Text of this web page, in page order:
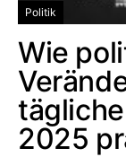
Politik
Wie
2025